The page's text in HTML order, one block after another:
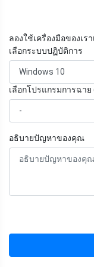
ลองใช้เครื่องมือของเร
เลือกระบบปฏิบัติการ
เลือกโปรแกรมการฉาย
อธิบายปัญหาของคุณ